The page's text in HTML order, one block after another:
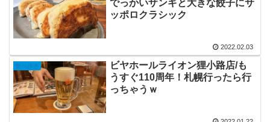
でっかいザンギと大きな餃子にサ
ッポロクラシック
2022.02.03
食べ歩き
ビヤホールライオン狸小路店/も
うすぐ110周年！札幌行ったら行
っちゃうｗ